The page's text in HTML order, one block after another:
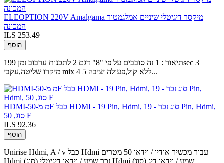
ELEOPTION 220V Amalgama מיקסר דיגיטלי שיניים אמלגמטור
המכונה
ILS 253.49
הוסף
תיאור : 1 זה סובבים על פי "8" דגם 2 לתכנות ערבוב זמן 199sec 3
מיקרו שליטה,עקבי mix 4 ללא קול,פעולה יציבה 5...
HDMI-מ מ-50F כבל HDMI - 19 Pin, Hdmi, סוג זכר - 19 Pin, Hdmi,
סוג, 50 F
ILS 92.36
הוסף
Unirise Hdmi, A / v כבל Hdmi עבור מכשיר אודיו / וידאו 50 מטרים
Hdmi (סוג) זכר שמע / וידאו דיגיטלי Hdmi (סוג) שמע / וידאו דיג